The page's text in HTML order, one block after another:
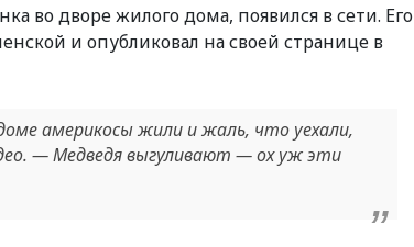
во дворе жилого дома, появился в сети. Его
и опубликовал на своей странице в
америкосы жили и жаль, что уехали,
— Медведя выгуливают — ох уж эти